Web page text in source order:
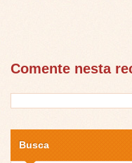
Comente nesta
Busca